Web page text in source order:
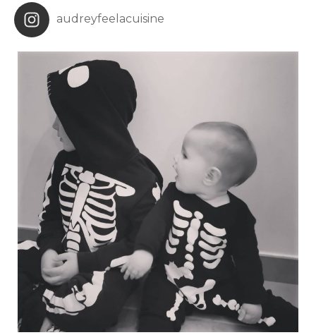
audreyfeelacuisine